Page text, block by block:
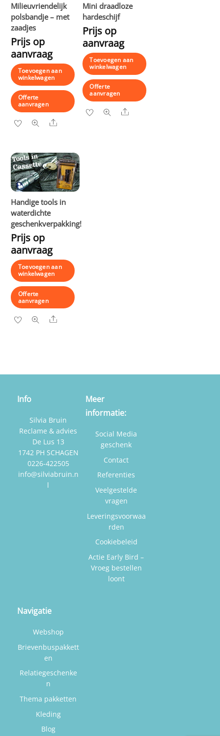
Milieuvriendelijk
polsbandje – met
zaadjes
Prijs op
aanvraag
Toevoegen aan
winkelwagen
Offerte
aanvragen
Share
Mini draadloze
hardeschijf
Prijs op
aanvraag
Toevoegen aan
winkelwagen
Offerte
aanvragen
Share
Handige tools in
waterdichte
geschenkverpakking!
Prijs op
aanvraag
Toevoegen aan
winkelwagen
Offerte
aanvragen
Share
Info
Silvia Bruin
Reclame & advies
De Lus 13
1742 PH SCHAGEN
0226-422505
info@silviabruin.n
l
Meer
informatie:
Social Media
geschenk
Contact
Referenties
Veelgestelde
vragen
Leveringsvoorwaa
rden
Cookiebeleid
Actie Early Bird –
Vroeg bestellen
loont
Navigatie
Webshop
Brievenbuspakkett
en
Relatiegeschenke
n
Thema pakketten
Kleding
Blog